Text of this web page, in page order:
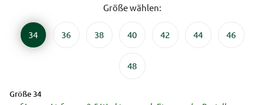
Größe wählen:
34 36 38 40 42 44 46
48
Größe 34